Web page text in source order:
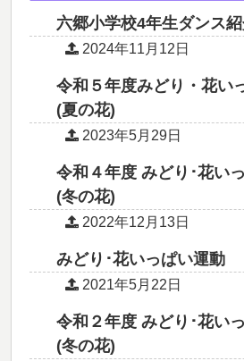
六郷小学校4年生ダンス
2024年11月12日
令和５年度みどり・花い
(夏の花)
2023年5月29日
令和４年度 みどり･花い
(冬の花)
2022年12月13日
みどり･花いっぱい運動
2021年5月22日
令和２年度 みどり･花い
(冬の花)